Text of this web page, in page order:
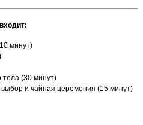
минут)
тела (30 минут)
и чайная церемония (15 минут)